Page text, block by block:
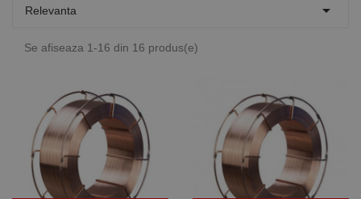
Relevanta 
Se afiseaza 1-16 din 16 produs(e)